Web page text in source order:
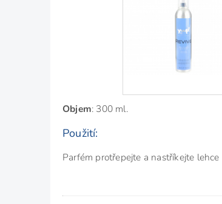
Objem: 300 ml.
Použití:
Parfém protřepejte a nastříkejte